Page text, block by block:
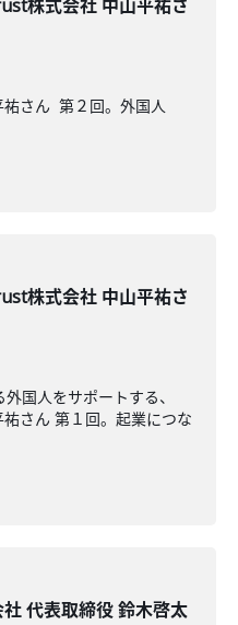
株式会社 中山平祐さ
さん 第２回。外国人
株式会社 中山平祐さ
国人をサポートする、
さん 第１回。起業につな
代表取締役 鈴木啓太